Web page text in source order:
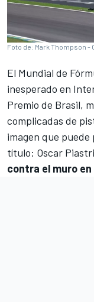
Foto de: Mark Thompson -
El Mundial de
inesperado en
Premio de Brasil,
complicadas de
imagen que
título: Oscar Piastri
contra el muro